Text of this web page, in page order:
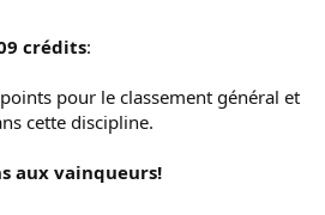
crédits:
pour le classement général et
cette discipline.
aux vainqueurs!